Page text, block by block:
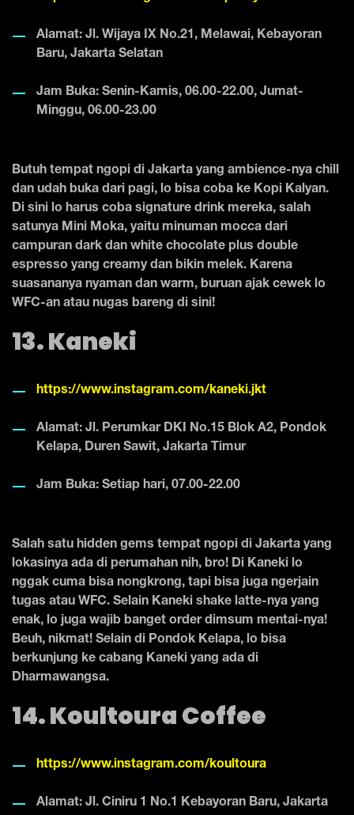
Alamat: Jl. Wijaya IX No.21, Melawai, Kebayoran
Baru, Jakarta Selatan
Jam Buka: Senin-Kamis, 06.00-22.00, Jumat-
Minggu, 06.00-23.00
Butuh tempat ngopi di Jakarta yang ambience-nya chill
dan udah buka dari pagi, lo bisa coba ke Kopi Kalyan.
Di sini lo harus coba signature drink mereka, salah
satunya Mini Moka, yaitu minuman mocca dari
campuran dark dan white chocolate plus double
espresso yang creamy dan bikin melek. Karena
suasananya nyaman dan warm, buruan ajak cewek lo
WFC-an atau nugas bareng di sini!
13. Kaneki
https://www.instagram.com/kaneki.jkt
Alamat: Jl. Perumkar DKI No.15 Blok A2, Pondok
Kelapa, Duren Sawit, Jakarta Timur
Jam Buka: Setiap hari, 07.00-22.00
Salah satu hidden gems tempat ngopi di Jakarta yang
lokasinya ada di perumahan nih, bro! Di Kaneki lo
nggak cuma bisa nongkrong, tapi bisa juga ngerjain
tugas atau WFC. Selain Kaneki shake latte-nya yang
enak, lo juga wajib banget order dimsum mentai-nya!
Beuh, nikmat! Selain di Pondok Kelapa, lo bisa
berkunjung ke cabang Kaneki yang ada di
Dharmawangsa.
14. Koultoura Coffee
https://www.instagram.com/koultoura
Alamat: Jl. Ciniru 1 No.1 Kebayoran Baru, Jakarta